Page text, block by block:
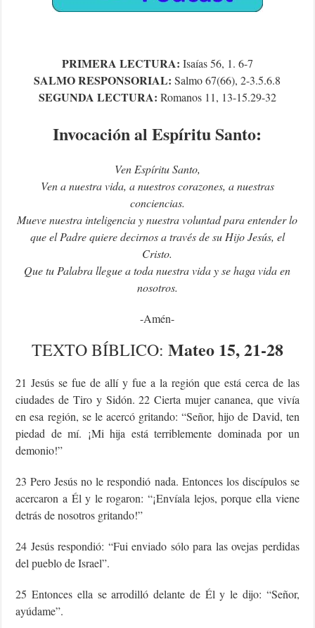
PRIMERA LECTURA: Isaías 56, 1. 6-7
SALMO RESPONSORIAL:Salmo67(66), 2-3.5.6.8
SEGUNDA LECTURA: Romanos 11, 13-15.29-32
Invocación al Espíritu Santo:
Ven Espíritu Santo,
Ven a nuestra vida, a nuestros corazones, a nuestras
conciencias.
Mueve nuestra inteligencia y nuestra voluntad para entender lo
que el Padre quiere decirnos a través de su Hijo Jesús, el
Cristo.
Que tu Palabra llegue a toda nuestra vida y se haga vida en
nosotros.
-Amén-
TEXTOBÍBLICO: Mateo 15, 21-28
21 Jesús se fue de allí y fue a la región que está cerca de las
ciudades de Tiro y Sidón. 22 Cierta mujer cananea, que vivía
en esa región, se le acercó gritando: “Señor, hijo de David, ten
piedad de mí. ¡Mi hija está terriblemente dominada por un
demonio!”
23 Pero Jesús no le respondió nada. Entonces los discípulos se
acercaron a Él y le rogaron: “¡Envíala lejos, porque ella viene
detrás de nosotros gritando!”
24 Jesús respondió: “Fui enviado sólo para las ovejas perdidas
del pueblo de Israel”.
25 Entonces ella se arrodilló delante de Él y le dijo: “Señor,
ayúdame”.